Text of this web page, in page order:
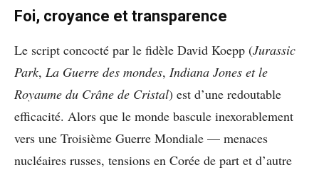
Foi, croyance et transparence
Le script concocté par le fidèle David Koepp (Jurassic
Park, La Guerre des mondes, Indiana Jones et le
Royaume du Crâne de Cristal) est d’une redoutable
efficacité. Alors que le monde bascule inexorablement
vers une Troisième Guerre Mondiale — menaces
nucléaires russes, tensions en Corée de part et d’autre